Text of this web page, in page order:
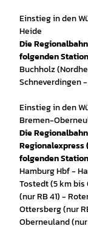
Einstieg in den
Heide
Die
folgenden
Buchholz
Schneverdingen
Einstieg in den
Bremen-
Die
Regionalexpress
folgenden
Hamburg Hbf -
Tostedt (5 km
(nur RB 41) -
Ottersberg (nur
Oberneuland